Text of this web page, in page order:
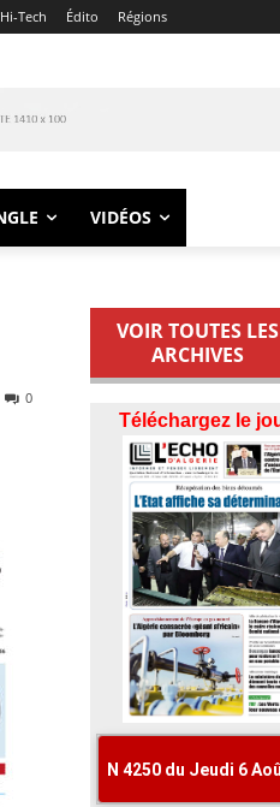
Tech Édito Régions
VIDÉOS
0
VOIR TOUTES LES
ARCHIVES